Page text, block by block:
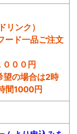
ンク）
ード一品ご注文
００円
望の場合は2時
間1000円